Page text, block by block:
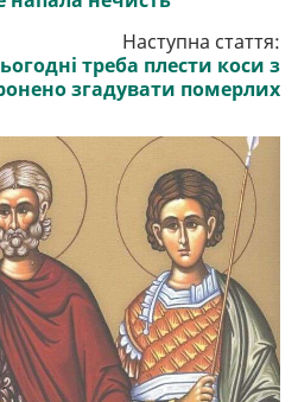
Наступна стаття:
треба плести коси з
згадувати померлих